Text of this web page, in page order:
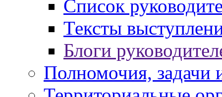
Список
Тексты
Блоги
Полномочия, задачи